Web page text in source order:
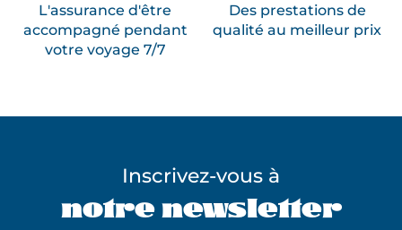
L'assurance d'être
accompagné pendant
votre voyage 7/7
Des prestations de
qualité au meilleur prix
Inscrivez-vous à
notre newsletter